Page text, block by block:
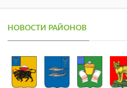
НОВОСТИ РАЙОНОВ